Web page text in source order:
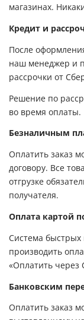
магазинах.
Кредит и
После
наш менеджер и
рассрочки от
Решение по
во время оплаты.
Безналичным
Оплатить заказ
договору. Все
отгрузке
получателя.
Оплата картой
Система быстрых
производить
«Оплатить через
Банковским
Оплатить заказ